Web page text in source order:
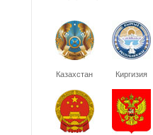
Казахстан Киргизия